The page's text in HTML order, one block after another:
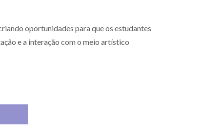
oportunidades para que os estudantes
e a interação com o meio artístico